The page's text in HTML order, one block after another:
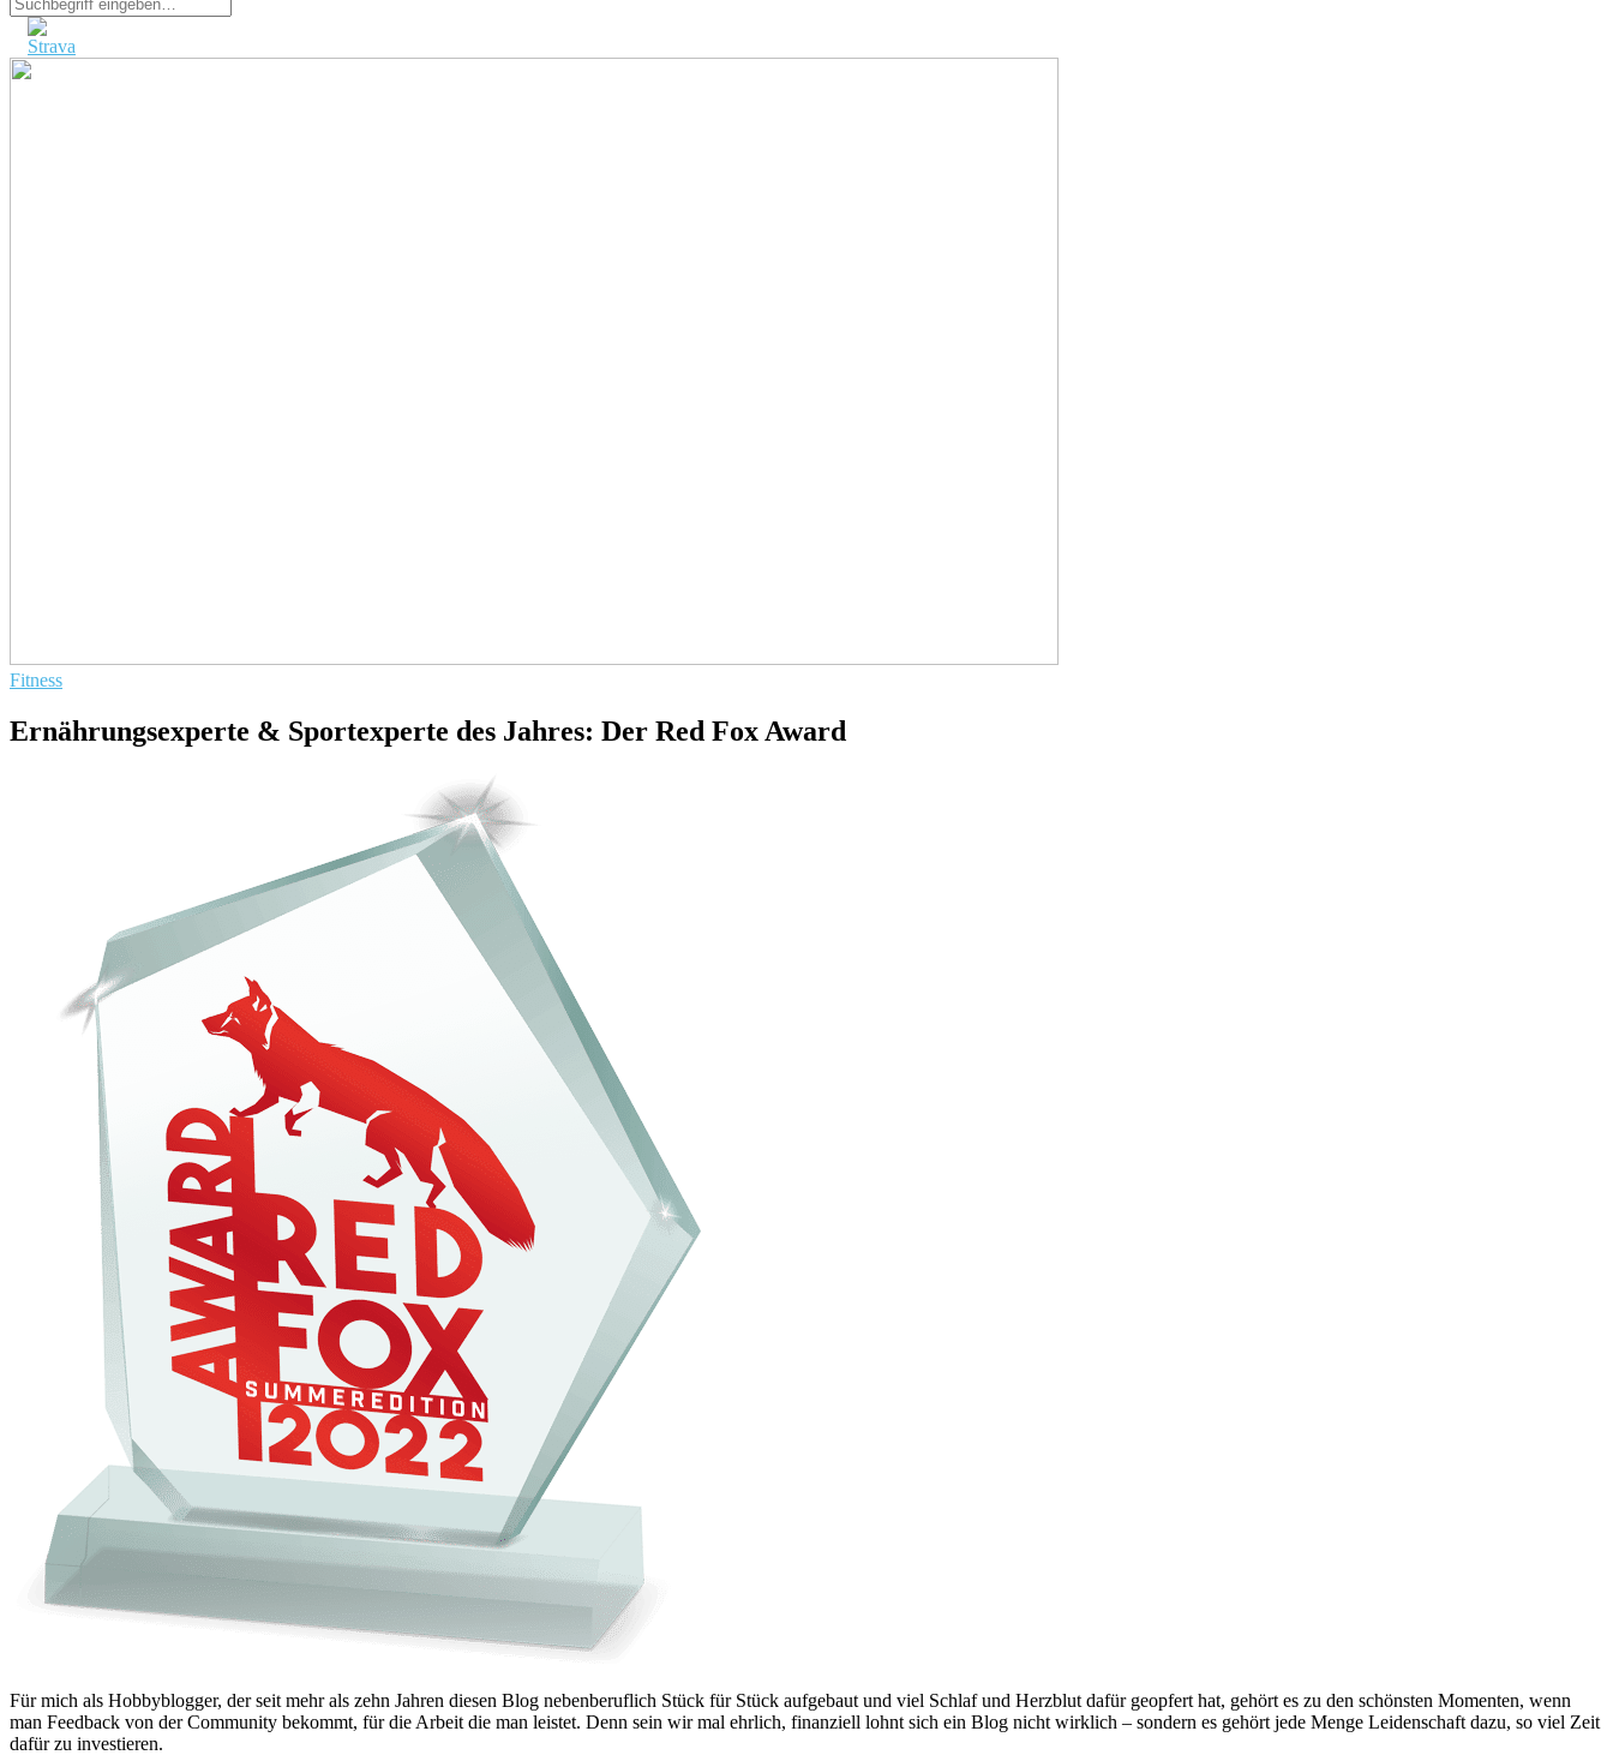
Fitness
Ernährungsexperte & Sportexperte des Jahres: Der Red Fox Award
Für mich als Hobbyblogger, der seit mehr als zehn Jahren diesen Blog nebenberuflich Stück für Stück aufgebaut und viel Schlaf und Herzblut dafür geopfert hat, gehört es zu den schönsten Momenten, wenn
man Feedback von der Community bekommt, für die Arbeit die man leistet. Denn sein wir mal ehrlich, finanziell lohnt sich ein Blog nicht wirklich – sondern es gehört jede Menge Leidenschaft dazu, so viel Zeit
dafür zu investieren.